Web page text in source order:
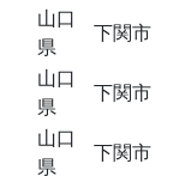
山口
県
下関市
山口
県
下関市
山口
県
下関市